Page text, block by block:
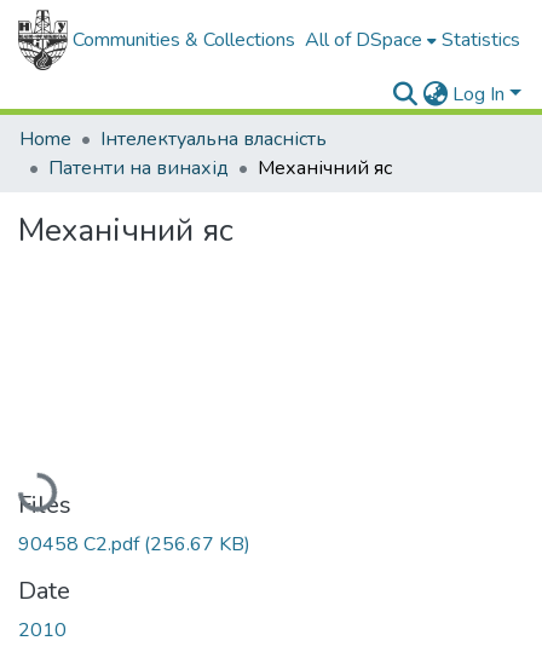
Communities & Collections All of DSpace Statistics
Log In
Home
Інтелектуальна власність
Патенти на винахід
Механічний яс
Механічний яс
Loading...
Files
90458 С2.pdf(256.67 KB)
Date
2010